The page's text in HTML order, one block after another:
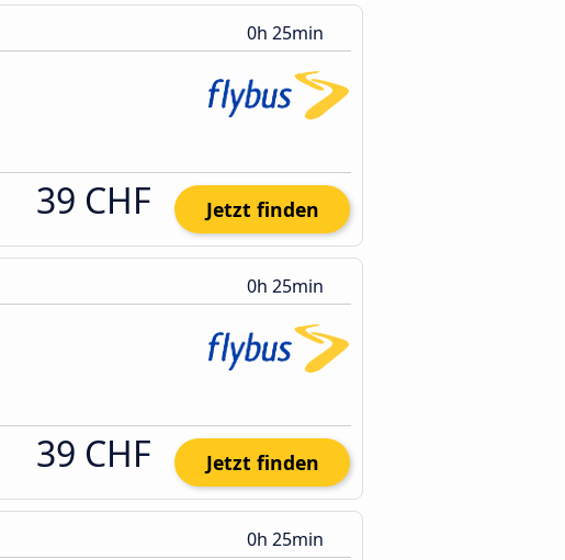
0h 25min
39 CHF Jetzt finden
0h 25min
39 CHF Jetzt finden
0h 25min